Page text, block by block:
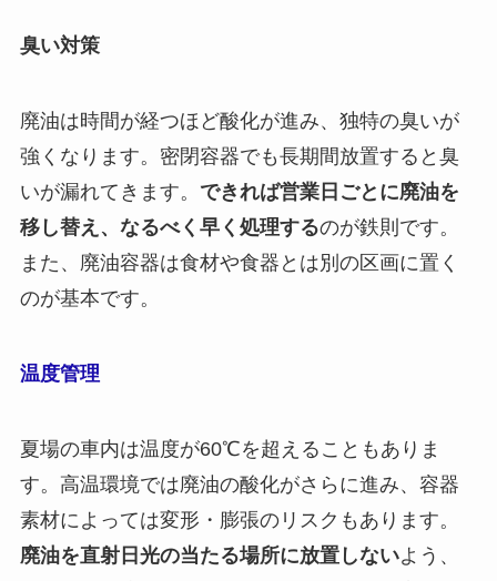
臭い対策
廃油は時間が経つほど酸化が進み、独特の臭いが
強くなります。密閉容器でも長期間放置すると臭
いが漏れてきます。 できれば営業日ごとに廃油を
移し替え、なるべく早く処理するのが鉄則です。
また、廃油容器は食材や食器とは別の区画に置く
のが基本です。
温度管理
夏場の車内は温度が60℃を超えることもありま
す。高温環境では廃油の酸化がさらに進み、容器
素材によっては変形・膨張のリスクもあります。
廃油を直射日光の当たる場所に放置しないよう、